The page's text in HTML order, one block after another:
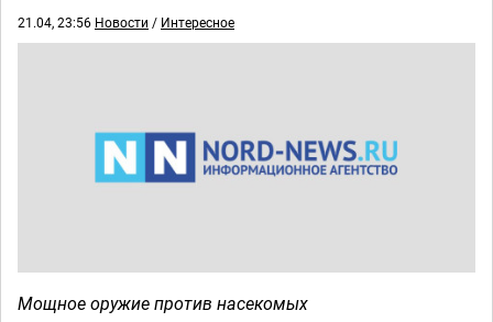
21.04, 23:56 Новости / Интересное
Мощное оружие против насекомых